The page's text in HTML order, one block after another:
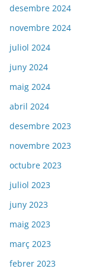
desembre 2024
novembre 2024
juliol 2024
juny 2024
maig 2024
abril 2024
desembre 2023
novembre 2023
octubre 2023
juliol 2023
juny 2023
maig 2023
març 2023
febrer 2023